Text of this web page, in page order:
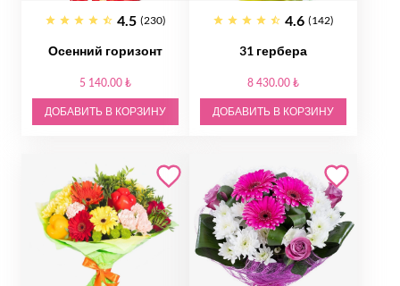
4.5 (230)
Осенний горизонт
5 140.00 ₺
ДОБАВИТЬ В КОРЗИНУ
4.6 (142)
31 гербера
8 430.00 ₺
ДОБАВИТЬ В КОРЗИНУ